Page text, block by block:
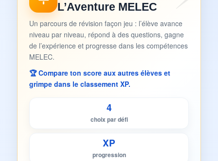
L’Aventure MELEC
Un parcours de révision façon jeu : l’élève avance
niveau par niveau, répond à des questions, gagne
de l’expérience et progresse dans les compétences
MELEC.
🏆 Compare ton score aux autres élèves et
grimpe dans le classement XP.
4
choix par défi
XP
progression